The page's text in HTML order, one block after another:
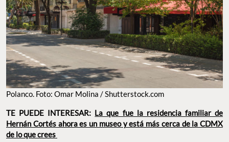
Polanco. Foto: Omar Molina / Shutterstock.com
TE PUEDE INTERESAR: La que fue la residencia familiar de
Hernán Cortés ahora es un museo y está más cerca de la CDMX
de lo que crees